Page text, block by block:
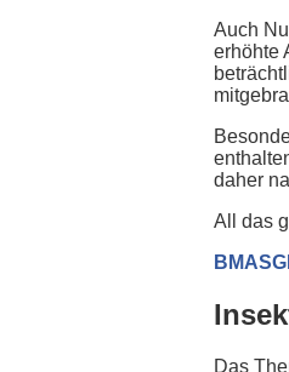
Auch
erhöhte
daher
All das
Das